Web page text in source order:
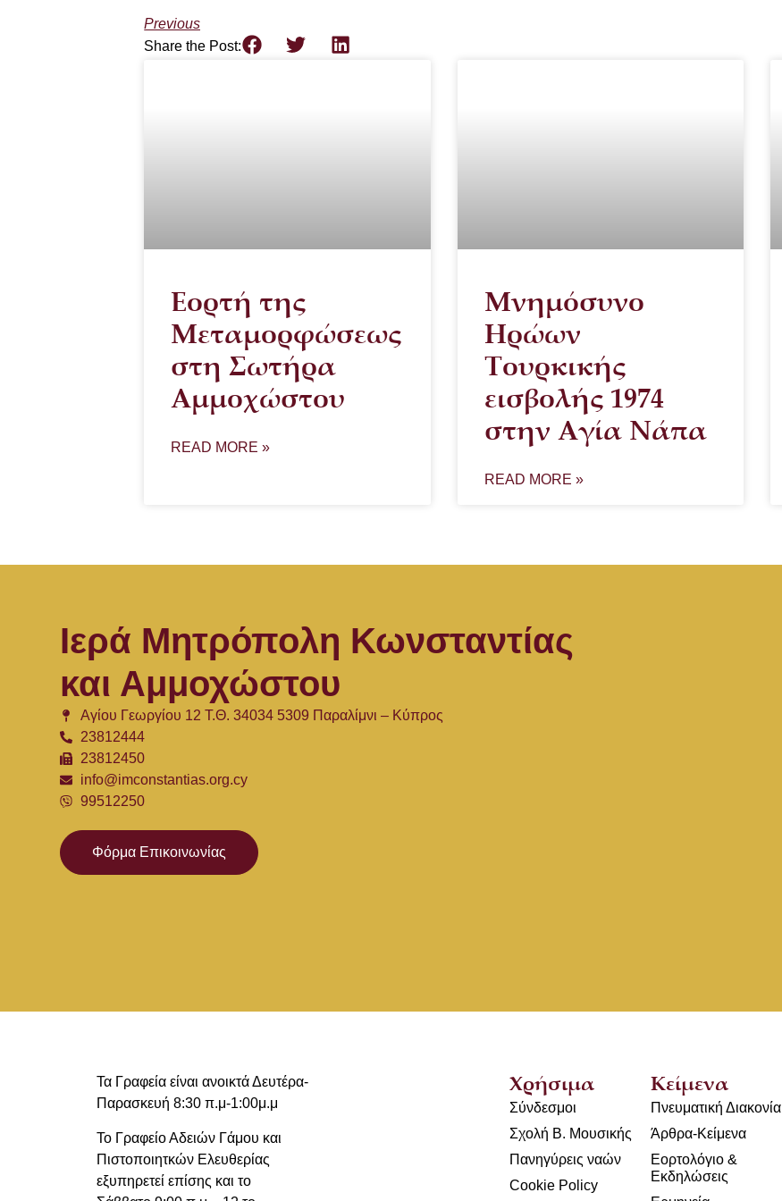
Previous
Share the Post:
Εορτή της
Μεταμορφώσεως
στη Σωτήρα
Αμμοχώστου
READ MORE »
Μνημόσυνο
Ηρώων
Τουρκικής
εισβολής 1974
στην Αγία Νάπα
READ MORE »
Ιερά Μητρόπολη Κωνσταντίας
και Αμμοχώστου
Αγίου Γεωργίου 12 Τ.Θ. 34034 5309 Παραλίμνι – Κύπρος
23812444
23812450
info@imconstantias.org.cy
99512250
Φόρμα Επικοινωνίας
Τα Γραφεία είναι ανοικτά Δευτέρα-
Παρασκευή 8:30 π.μ-1:00μ.μ
Το Γραφείο Αδειών Γάμου και
Πιστοποιητκών Ελευθερίας
εξυπηρετεί επίσης και το
Χρήσιμα
Σύνδεσμοι
Σχολή Β. Μουσικής
Πανηγύρεις ναών
Cookie Policy
Κείμενα
Πνευματική Διακονία
Άρθρα-Κείμενα
Εορτολόγιο &
Εκδηλώσεις